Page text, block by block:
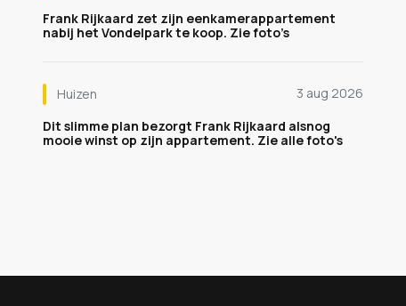
Frank Rijkaard zet zijn eenkamerappartement
nabij het Vondelpark te koop. Zie foto’s
Huizen
3 aug 2026
Dit slimme plan bezorgt Frank Rijkaard alsnog
mooie winst op zijn appartement. Zie alle foto's